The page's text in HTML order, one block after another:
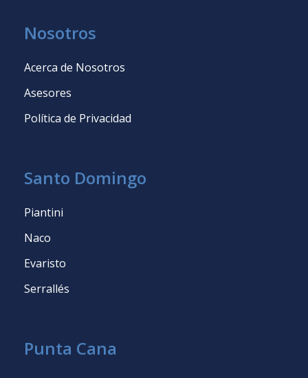
Nosotros
Acerca de Nosotros
Asesores
Política de Privacidad
Santo Domingo
Piantini
Naco
Evaristo
Serrallés
Punta Cana